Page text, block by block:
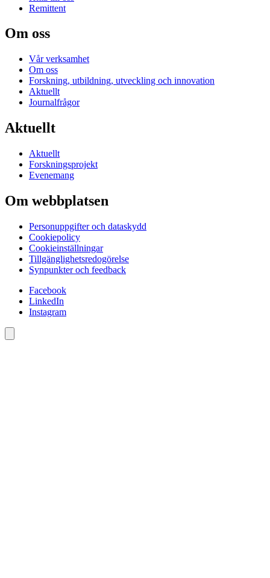
Remittent
Om oss
Vår verksamhet
Om oss
Forskning, utbildning, utveckling och innovation
Aktuellt
Journalfrågor
Aktuellt
Aktuellt
Forskningsprojekt
Evenemang
Om webbplatsen
Personuppgifter och dataskydd
Cookiepolicy
Cookieinställningar
Tillgänglighetsredogörelse
Synpunkter och feedback
Facebook
LinkedIn
Instagram